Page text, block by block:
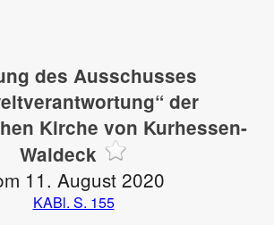
des Ausschusses
der
Kirche von Kurhessen-
Waldeck
11. August 2020
KABl. S. 155